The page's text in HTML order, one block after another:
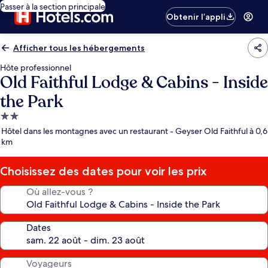
Passer à la section principale
Obtenir l’appli
Afficher tous les hébergements
Hôte professionnel
Old Faithful Lodge & Cabins - Inside
the Park
Hébergement
2.0 étoiles
Hôtel dans les montagnes avec un restaurant - Geyser Old Faithful à 0,6
km
Choisissez des dates pour voir les prix
Où allez-vous ?
Dates
Voyageurs